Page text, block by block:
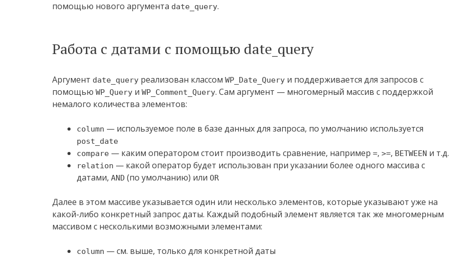
помощью нового аргумента date_query.
Работа с датами с помощью date_query
Аргумент date_query реализован классом WP_Date_Query и поддерживается для запросов с
помощью WP_Query и WP_Comment_Query. Сам аргумент — многомерный массив с поддержкой
немалого количества элементов:
column — используемое поле в базе данных для запроса, по умолчанию используется
post_date
compare — каким оператором стоит производить сравнение, например =, >=, BETWEEN и т.д.
relation — какой оператор будет использован при указании более одного массива с
датами, AND (по умолчанию) или OR
Далее в этом массиве указывается один или несколько элементов, которые указывают уже на
какой-либо конкретный запрос даты. Каждый подобный элемент является так же многомерным
массивом с несколькими возможными элементами:
column — см. выше, только для конкретной даты